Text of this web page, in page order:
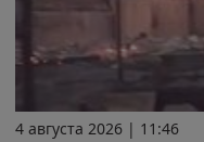
4 августа 2026 | 11:46